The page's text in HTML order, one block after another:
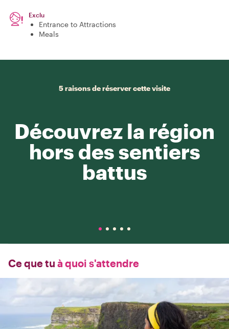
Exclu
Entrance to Attractions
Meals
5 raisons de réserver cette visite
Découvrez la région
hors des sentiers
battus
Ce que tu à quoi s'attendre